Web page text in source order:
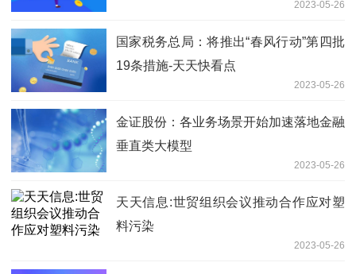
2023-05-26
国家税务总局：将推出“春风行动”第四批
19条措施-天天快看点
2023-05-26
金证股份：各业务场景开始加速落地金融
垂直类大模型
2023-05-26
天天信息:世贸组织会议推动合作应对塑
料污染
2023-05-26